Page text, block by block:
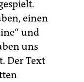
einen
und
uns
Der Text